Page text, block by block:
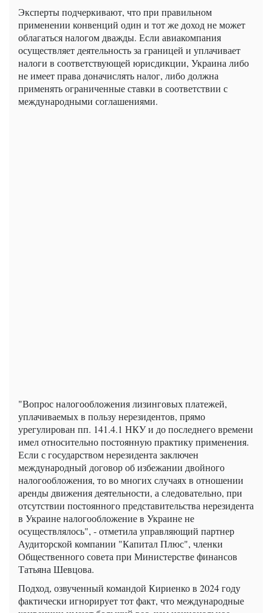
Эксперты подчеркивают, что при правильном
применении конвенций один и тот же доход не может
облагаться налогом дважды. Если авиакомпания
осуществляет деятельность за границей и уплачивает
налоги в соответствующей юрисдикции, Украина либо
не имеет права доначислять налог, либо должна
применять ограниченные ставки в соответствии с
международными соглашениями.
"Вопрос налогообложения лизинговых платежей,
уплачиваемых в пользу нерезидентов, прямо
урегулирован пп. 141.4.1 НКУ и до последнего времени
имел относительно постоянную практику применения.
Если с государством нерезидента заключен
международный договор об избежании двойного
налогообложения, то во многих случаях в отношении
аренды движения деятельности, а следовательно, при
отсутствии постоянного представительства нерезидента
в Украине налогообложение в Украине не
осуществлялось", - отметила управляющий партнер
Аудиторской компании "Капитал Плюс", членки
Общественного совета при Министерстве финансов
Татьяна Шевцова.
Подход, озвученный командой Кириенко в 2024 году
фактически игнорирует тот факт, что международные